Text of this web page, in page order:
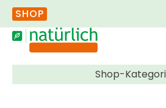
SHOP